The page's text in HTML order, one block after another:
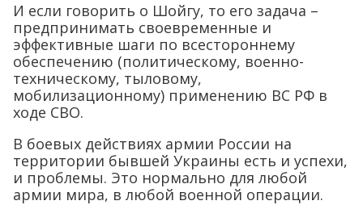
И если говорить о Шойгу, то его задача –
предпринимать своевременные и
эффективные шаги по всестороннему
обеспечению (политическому, военно-
техническому, тыловому,
мобилизационному) применению ВС РФ в
ходе СВО.
В боевых действиях армии России на
территории бывшей Украины есть и успехи,
и проблемы. Это нормально для любой
армии мира, в любой военной операции.